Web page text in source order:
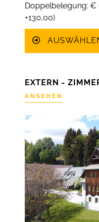
Doppelbelegung: €
+130,00)
EXTERN -
ANSEHEN